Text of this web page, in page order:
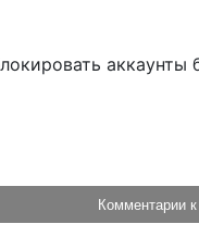
аккаунты
Комментарии